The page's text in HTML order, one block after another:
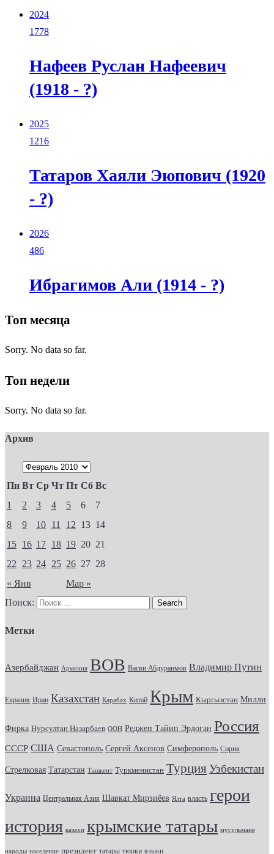
2024
1778
Нафеев Руслан Нафеевич
(1918 - ?)
2025
1216
Татаров Хаяли Эюпович (1920
- ?)
2026
486
Ибрагимов Али (1914 - ?)
Топ месяца
Sorry. No data so far.
Топ недели
Sorry. No data so far.
Архив
Пн Вт Ср Чт Пт Сб Вс
« Янв Мар »
1 2 3 4 5 6
7
8
9 10 11 12 13 14
15 16 17 18 19 20 21
22
23 24 25 26 27 28
Поиск:
Метки
Азербайджан Армения ВОВ Васви Абдураимов Владимир Путин
Евразия Иран Казахстан Карабах Китай Крым Кыргызстан Милли
Фирка Нурсултан Назарбаев ООН Реджеп Тайип Эрдоган Россия
СССР США Севастополь Сергей Аксенов Симферополь Сирия
Стрелковая Татарстан Ташкент Туркменистан Турция Узбекистан
Украина Центральная Азия Шавкат Мирзиёев Ялта власть герои
история казахи крымские татары мусульмане
народы население президент татары тюрки языки